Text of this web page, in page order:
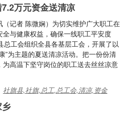
万元资金送清凉
记者 陈微娴）为切实维护广大职工在
与健康权益，确保一线职工平安度
总工会组织全县各基层工会，开展了以
”为主题的夏送清凉活动。把一份份清
高温下坚守岗位的职工送去丝丝凉意
社旗县,社旗,总工,总工会,清凉,资金